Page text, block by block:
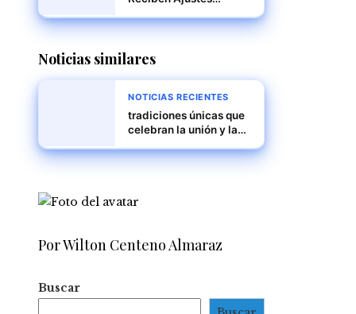
ACP
Noticias similares
NOTICIAS RECIENTES
tradiciones únicas que
celebran la unión y la
Por Wilton Centeno Almaraz
Buscar